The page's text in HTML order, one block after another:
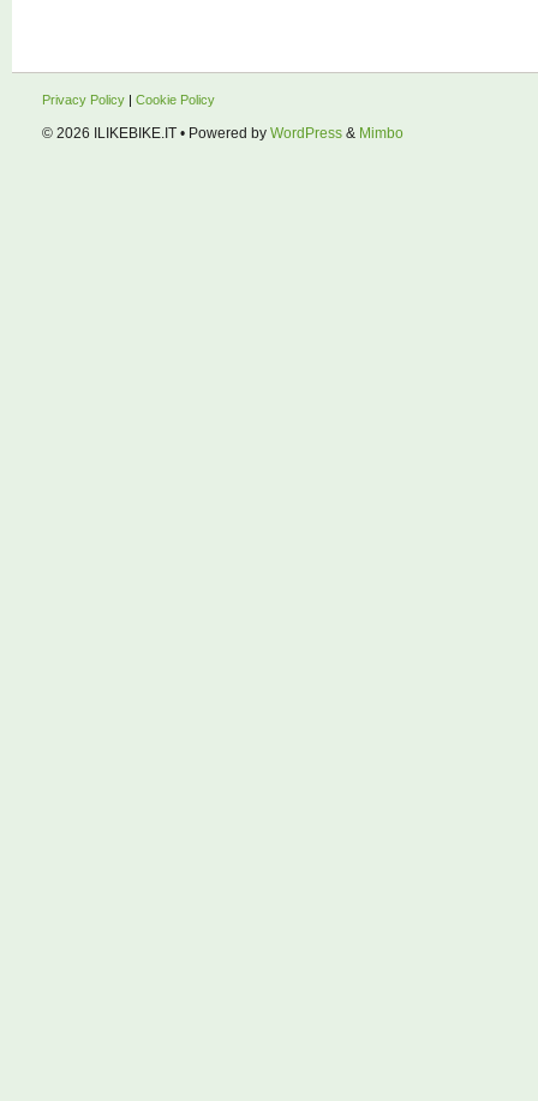
Privacy Policy Cookie Policy
© 2026 ILIKEBIKE.IT • Powered by WordPress & Mimbo